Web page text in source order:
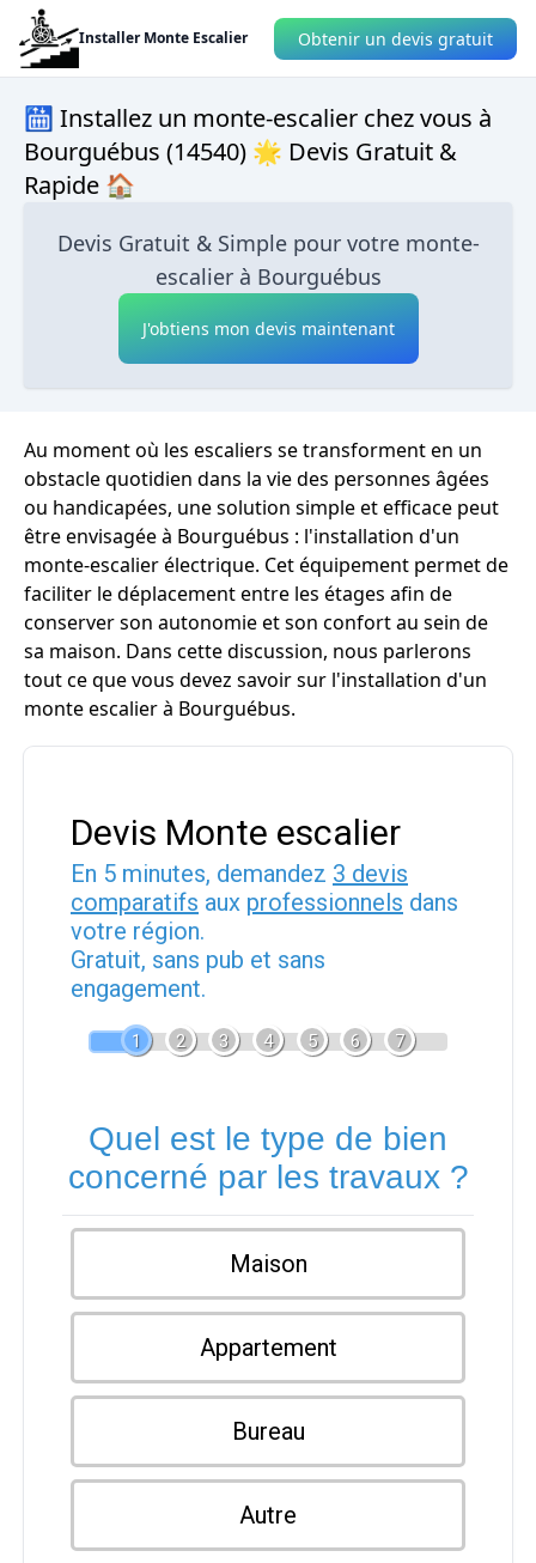
Installer Monte Escalier Obtenir un devis gratuit
🛗 Installez un monte-escalier chez vous à
Bourguébus (14540) 🌟 Devis Gratuit &
Rapide 🏠
Devis Gratuit & Simple pour votre monte-
escalier à Bourguébus
J'obtiens mon devis maintenant
Au moment où les escaliers se transforment en un
obstacle quotidien dans la vie des personnes âgées
ou handicapées, une solution simple et efficace peut
être envisagée à Bourguébus : l'installation d'un
monte-escalier électrique. Cet équipement permet de
faciliter le déplacement entre les étages afin de
conserver son autonomie et son confort au sein de
sa maison. Dans cette discussion, nous parlerons
tout ce que vous devez savoir sur l'installation d'un
monte escalier à Bourguébus.
Devis Monte escalier
En 5 minutes, demandez 3 devis
comparatifs aux professionnels dans
votre région.
Gratuit, sans pub et sans
engagement.
1 2 3 4 5 6 7
Quel est le type de bien
concerné par les travaux ?
Maison
Appartement
Bureau
Autre